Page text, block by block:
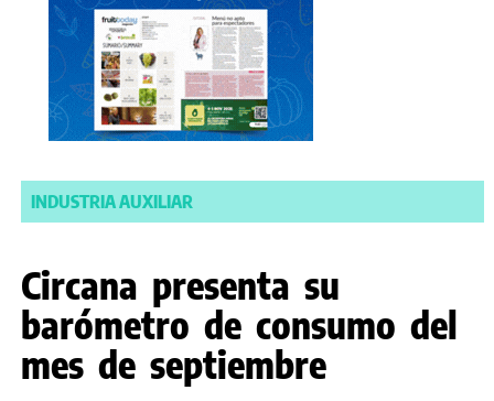
INDUSTRIA AUXILIAR
Circana presenta su
barómetro de consumo del
mes de septiembre